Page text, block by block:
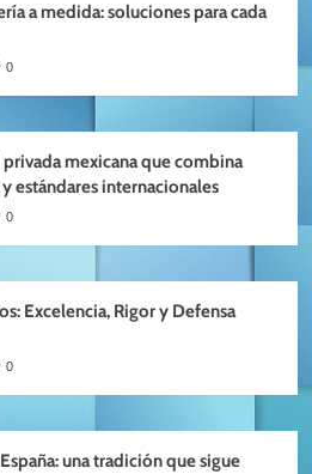
a medida: soluciones para cada
0
mexicana que combina
estándares internacionales
0
Excelencia, Rigor y Defensa
0
una tradición que sigue